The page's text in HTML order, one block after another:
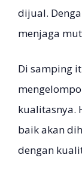
dijual.
menjaga
Di samping
kualitasnya.
baik akan
dengan